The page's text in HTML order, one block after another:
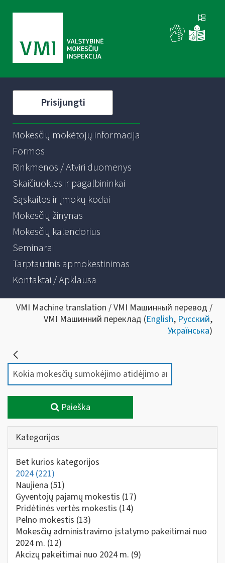
Prisijungti
Mokesčių mokėtojų informacija
Formos
Rinkmenos / Atviri duomenys
Skaičiuoklės ir pagalbininkai
Sąskaitos ir įmokų kodai
Mokesčių žinynas
Mokesčių kalendorius
Seminarai
Tarptautinis apmokestinimas
Kontaktai / Apklausa
VMI Machine translation / VMI Машинный перевод /
VMI Машинний переклад (English, Русский,
Українська)
Paieška
Kategorijos
Bet kurios kategorijos
2024 (221)
Naujiena (51)
Gyventojų pajamų mokestis (17)
Pridėtinės vertės mokestis (14)
Pelno mokestis (13)
Mokesčių administravimo įstatymo pakeitimai nuo
2024 m. (12)
Akcizų pakeitimai nuo 2024 m. (9)